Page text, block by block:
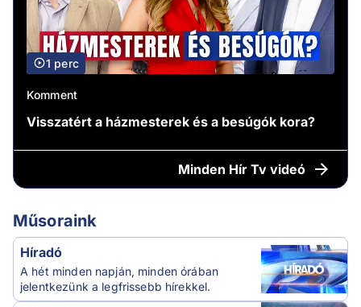
1 perc
Komment
Visszatért a házmesterek és a besúgók kora?
Minden Hír Tv videó
Műsoraink
Híradó
A hét minden napján, minden órában
jelentkezünk a legfrissebb hírekkel.